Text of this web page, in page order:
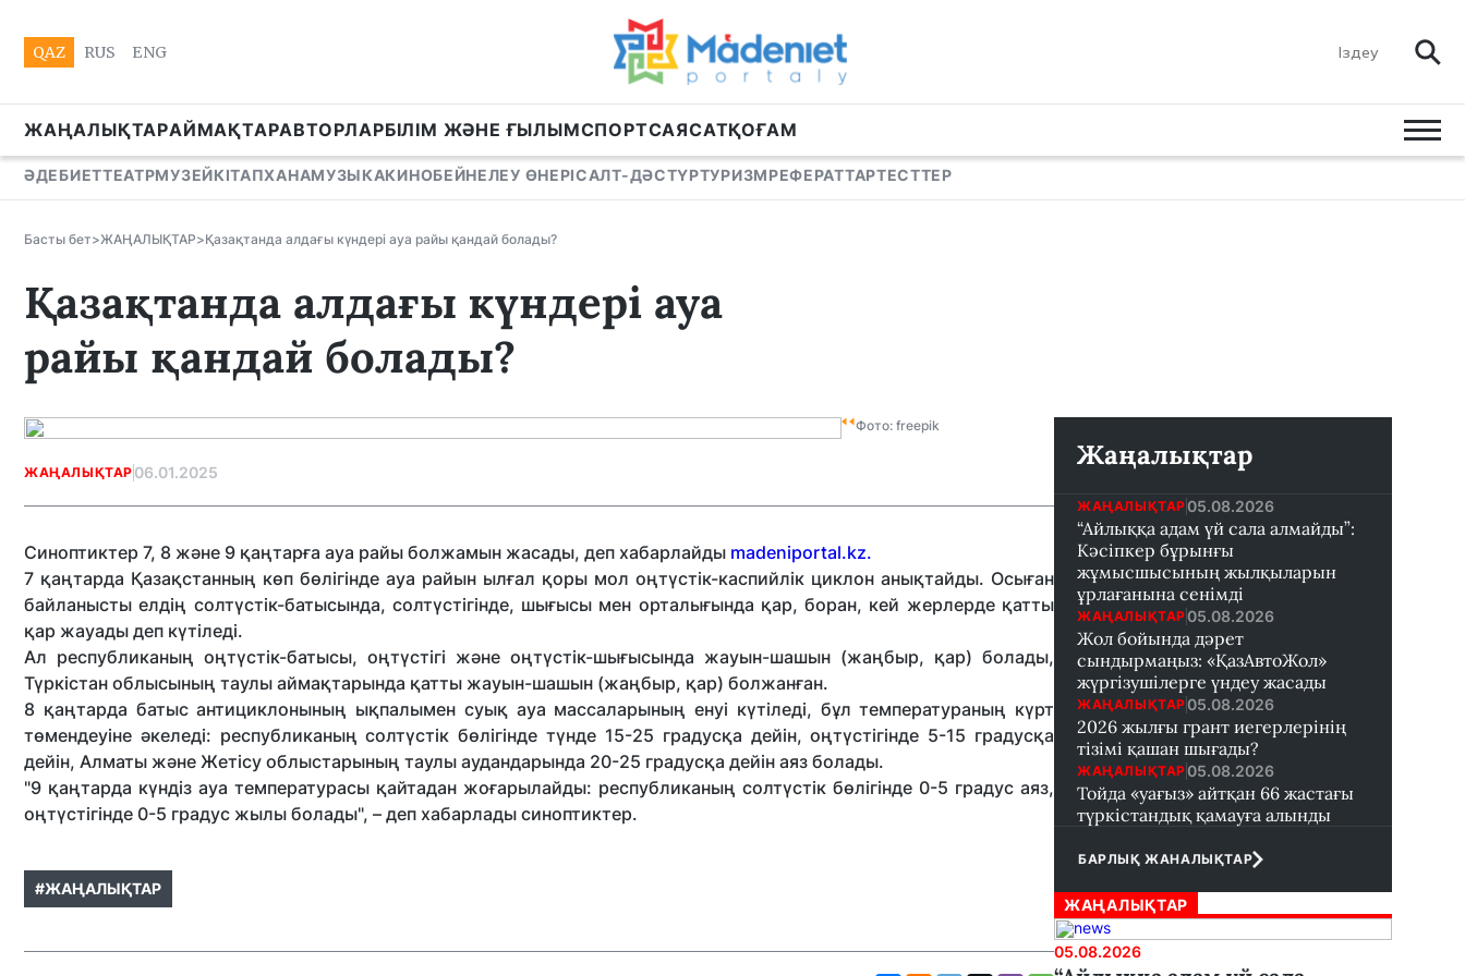
QAZ RUS ENG
ЖАҢАЛЫҚТАРАЙМАҚТАРАВТОРЛАРБІЛІМ ЖӘНЕ ҒЫЛЫМСПОРТСАЯСАТҚОҒАМ
ӘДЕБИЕТТЕАТРМУЗЕЙКІТАПХАНАМУЗЫКАКИНОБЕЙНЕЛЕУ ӨНЕРІСАЛТ-ДӘСТҮРТУРИЗМРЕФЕРАТТАРТЕСТТЕР
Басты бет>ЖАҢАЛЫҚТАР>Қазақтанда алдағы күндері ауа райы қандай болады?
Қазақтанда алдағы күндері ауа
райы қандай болады?
Фото: freepik
ЖАҢАЛЫҚТАР 06.01.2025
Синоптиктер 7, 8 және 9 қаңтарға ауа райы болжамын жасады, деп хабарлайды madeniportal.kz.
7 қаңтарда Қазақстанның көп бөлігінде ауа райын ылғал қоры мол оңтүстік-каспийлік циклон анықтайды. Осыған
байланысты елдің солтүстік-батысында, солтүстігінде, шығысы мен орталығында қар, боран, кей жерлерде қатты
қар жауады деп күтіледі.
Ал республиканың оңтүстік-батысы, оңтүстігі және оңтүстік-шығысында жауын-шашын (жаңбыр, қар) болады,
Түркістан облысының таулы аймақтарында қатты жауын-шашын (жаңбыр, қар) болжанған.
8 қаңтарда батыс антициклонының ықпалымен суық ауа массаларының енуі күтіледі, бұл температураның күрт
төмендеуіне әкеледі: республиканың солтүстік бөлігінде түнде 15-25 градусқа дейін, оңтүстігінде 5-15 градусқа
дейін, Алматы және Жетісу облыстарының таулы аудандарында 20-25 градусқа дейін аяз болады.
"9 қаңтарда күндіз ауа температурасы қайтадан жоғарылайды: республиканың солтүстік бөлігінде 0-5 градус аяз,
оңтүстігінде 0-5 градус жылы болады", – деп хабарлады синоптиктер.
#ЖАҢАЛЫҚТАР
Жаңалықтар
ЖАҢАЛЫҚТАР 05.08.2026
“Айлыққа адам үй сала алмайды”:
Кәсіпкер бұрынғы
жұмысшысының жылқыларын
ұрлағанына сенімді
ЖАҢАЛЫҚТАР 05.08.2026
Жол бойында дәрет
сындырмаңыз: «ҚазАвтоЖол»
жүргізушілерге үндеу жасады
ЖАҢАЛЫҚТАР 05.08.2026
2026 жылғы грант иегерлерінің
тізімі қашан шығады?
ЖАҢАЛЫҚТАР 05.08.2026
Тойда «уағыз» айтқан 66 жастағы
түркістандық қамауға алынды
БАРЛЫҚ ЖАНАЛЫҚТАР
ЖАҢАЛЫҚТАР
05.08.2026